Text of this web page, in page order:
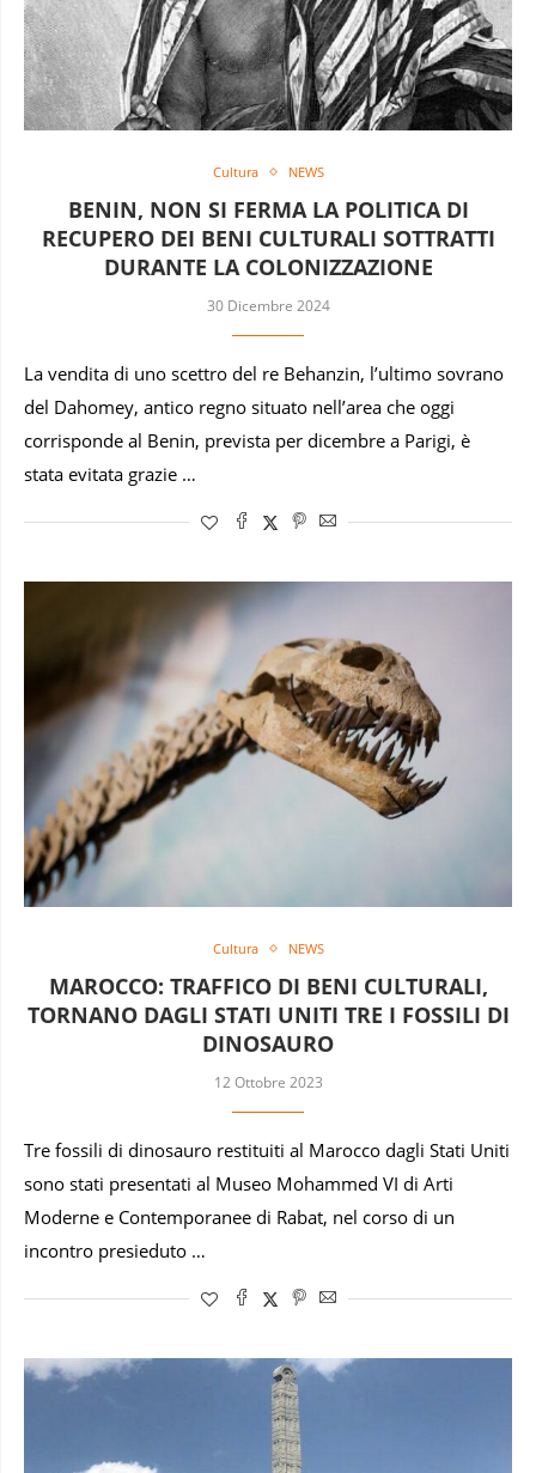
Cultura NEWS
BENIN, NON SI FERMA LA POLITICA DI
RECUPERO DEI BENI CULTURALI SOTTRATTI
DURANTE LA COLONIZZAZIONE
30 Dicembre 2024
La vendita di uno scettro del re Behanzin, l’ultimo sovrano
del Dahomey, antico regno situato nell’area che oggi
corrisponde al Benin, prevista per dicembre a Parigi, è
stata evitata grazie …
Cultura NEWS
MAROCCO: TRAFFICO DI BENI CULTURALI,
TORNANO DAGLI STATI UNITI TRE I FOSSILI DI
DINOSAURO
12 Ottobre 2023
Tre fossili di dinosauro restituiti al Marocco dagli Stati Uniti
sono stati presentati al Museo Mohammed VI di Arti
Moderne e Contemporanee di Rabat, nel corso di un
incontro presieduto …